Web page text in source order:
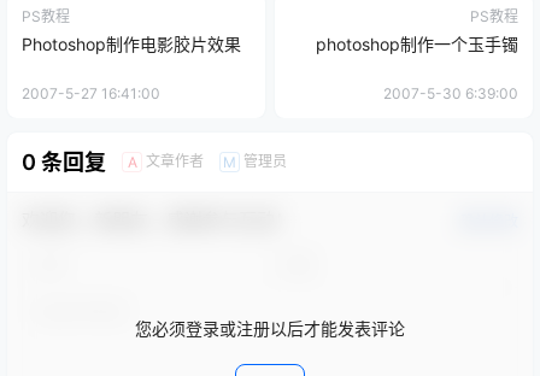
PS教程
Photoshop制作电影胶片效果
2007-5-27 16:41:00
PS教程
photoshop制作一个玉手镯
2007-5-30 6:39:00
0 条回复 A 文章作者 M 管理员
您必须登录或注册以后才能发表评论